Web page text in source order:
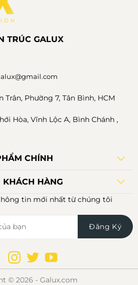
TRÚC GALUX
Phường 7, Tân Bình, HCM
Hòa, Vĩnh Lộc A, Bình Chánh ,
CHÍNH
KHÁCH HÀNG
tin mới nhất từ chúng tôi
© 2026 - Galux.com